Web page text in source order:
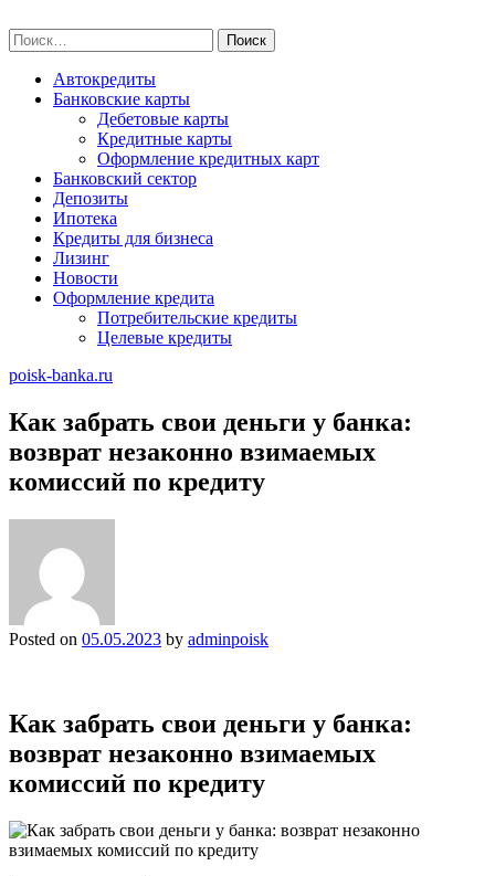
to
content
Найти:
Автокредиты
Банковские карты
Дебетовые карты
Кредитные карты
Оформление кредитных карт
Банковский сектор
Депозиты
Ипотека
Кредиты для бизнеса
Лизинг
Новости
Оформление кредита
Потребительские кредиты
Целевые кредиты
poisk-banka.ru
Как забрать свои деньги у банка:
возврат незаконно взимаемых
комиссий по кредиту
Posted on 05.05.2023 by adminpoisk
Как забрать свои деньги у банка:
возврат незаконно взимаемых
комиссий по кредиту